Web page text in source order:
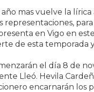
mas vuelve la lírica
representaciones,
en Vigo en
de esta temporada
el día 8 de
Lleó. Hevila
encarnarán los